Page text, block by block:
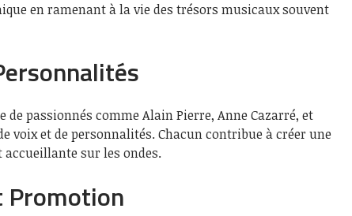
en ramenant à la vie des trésors musicaux souvent
de passionnés comme Alain Pierre, Anne Cazarré, et
voix et de personnalités. Chacun contribue à créer une
sur les ondes.